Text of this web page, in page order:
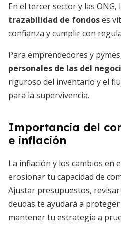
En el tercer sector y las ONG,
trazabilidad de fondoses
confianza y cumplir con
Para emprendedores y
personales de las del
riguroso del inventario y el
para la supervivencia.
Importancia del
e inflación
La inflación y los cambios en
erosionar tu capacidad de
Ajustar presupuestos,
deudas te ayudará a
mantener tu estrategia a